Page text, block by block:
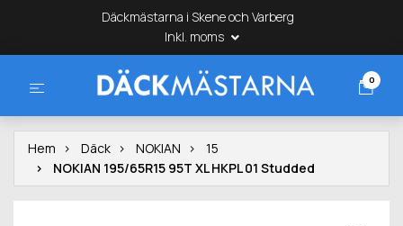
Däckmästarna i Skene och Varberg
Inkl. moms
0
Hem Däck NOKIAN
15
NOKIAN 195/65R15 95T XL HKPL 01 Studded